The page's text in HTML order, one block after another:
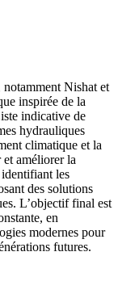
Nishat et
inspirée de la
indicative de
hydrauliques
climatique et la
améliorer la
identifiant les
des solutions
L’objectif final est
en
modernes pour
futures.